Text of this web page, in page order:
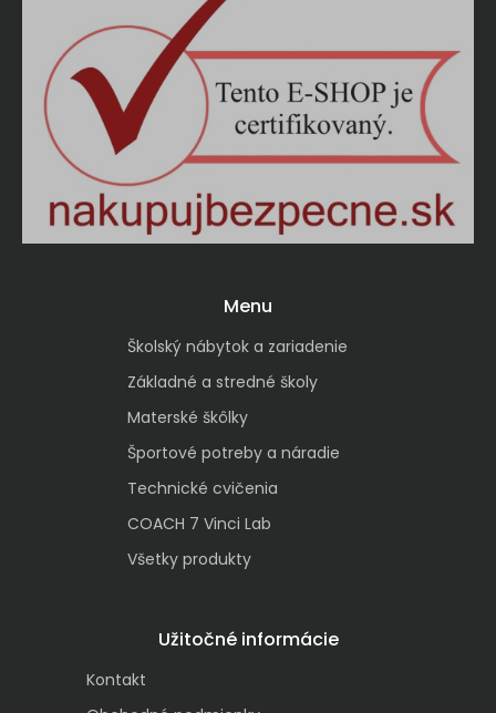
Menu
Školský nábytok a zariadenie
Základné a stredné školy
Materské škôlky
Športové potreby a náradie
Technické cvičenia
COACH 7 Vinci Lab
Všetky produkty
Užitočné informácie
Kontakt